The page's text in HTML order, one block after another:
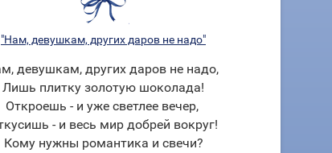
"Нам, девушкам, других даров не надо"
девушкам, других даров не надо,
Лишь плитку золотую шоколада!
Откроешь - и уже светлее вечер,
- и весь мир добрей вокруг!
Кому нужны романтика и свечи?